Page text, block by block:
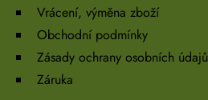
Vrácení, výměna zboží
Obchodní podmínky
Zásady ochrany osobních údajů
Záruka